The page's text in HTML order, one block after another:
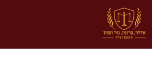
לדלג
לתוכן